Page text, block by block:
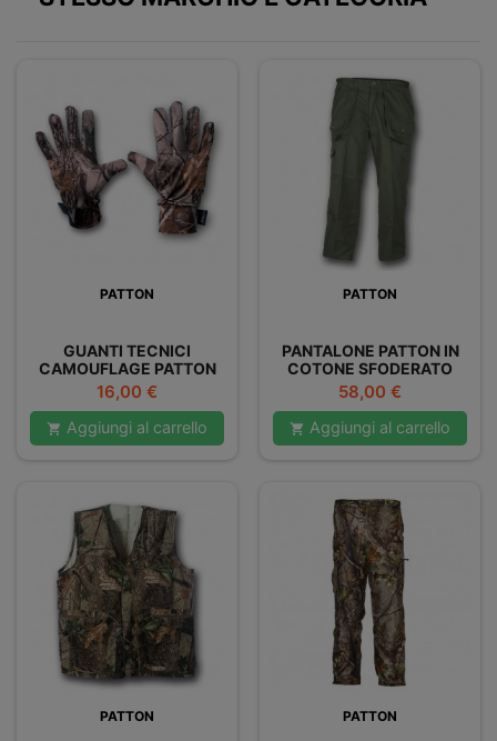
PATTON
GUANTI TECNICI
CAMOUFLAGE PATTON
Prezzo
16,00 €
 Aggiungi al carrello
PATTON
PANTALONE PATTON IN
COTONE SFODERATO
VERDE
Prezzo
58,00 €
 Aggiungi al carrello
PATTON PATTON